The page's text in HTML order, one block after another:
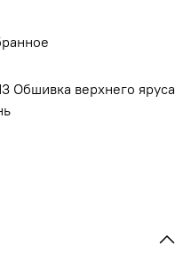
Обшивка верхнего яруса